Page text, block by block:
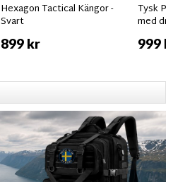
Hexagon Tactical Kängor -
Svart
899 kr
Tysk
med
999